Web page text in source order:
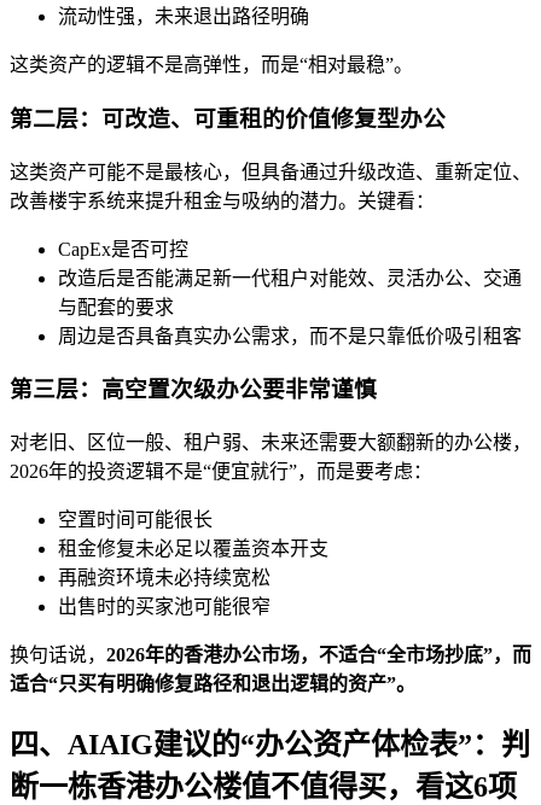
流动性强，未来退出路径明确
这类资产的逻辑不是高弹性，而是“相对最稳”。
第二层：可改造、可重租的价值修复型办公
这类资产可能不是最核心，但具备通过升级改造、重新定位、
改善楼宇系统来提升租金与吸纳的潜力。关键看：
CapEx是否可控
改造后是否能满足新一代租户对能效、灵活办公、交通
与配套的要求
周边是否具备真实办公需求，而不是只靠低价吸引租客
第三层：高空置次级办公要非常谨慎
对老旧、区位一般、租户弱、未来还需要大额翻新的办公楼，
2026年的投资逻辑不是“便宜就行”，而是要考虑：
空置时间可能很长
租金修复未必足以覆盖资本开支
再融资环境未必持续宽松
出售时的买家池可能很窄
换句话说， 2026年的香港办公市场，不适合“全市场抄底”，而
适合“只买有明确修复路径和退出逻辑的资产”。
四、AIAIG建议的“办公资产体检表”：判
断一栋香港办公楼值不值得买，看这6项